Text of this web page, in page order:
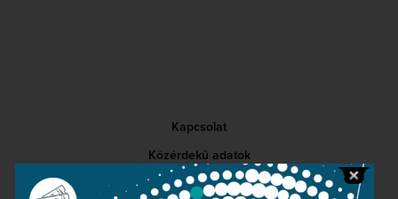
Kapcsolat
Közérdekű adatok
Sajtószoba